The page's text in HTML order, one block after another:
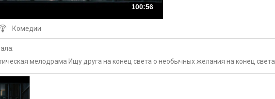
100:56
Комедии
:
мелодрама Ищу друга на конец света о необычных желания на конец света.